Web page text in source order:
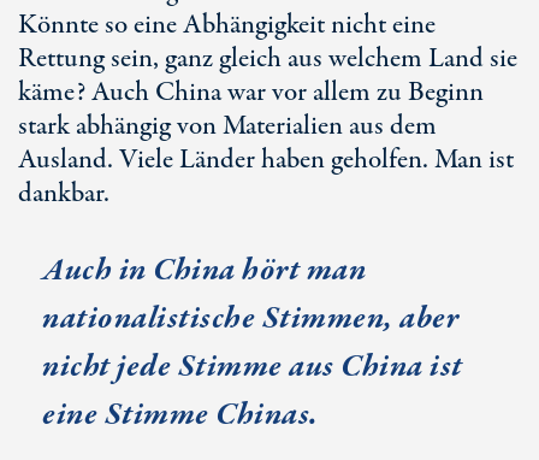
Könnte so eine Abhängigkeit nicht eine
Rettung sein, ganz gleich aus welchem Land sie
käme? Auch China war vor allem zu Beginn
stark abhängig von Materialien aus dem
Ausland. Viele Länder haben geholfen. Man ist
dankbar.
Auch in China hört man
nationalistische Stimmen, aber
nicht jede Stimme aus China ist
eine Stimme Chinas.